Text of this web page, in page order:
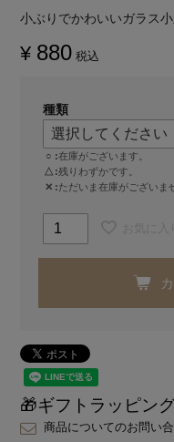
小ぶりでかわいいガラス小
¥ 880 税込
種類
○
在庫がございます。
△ 残りわずかです。
✕
ただいま在庫がございま
🎁ギフトラッピン
商品についてのお問い